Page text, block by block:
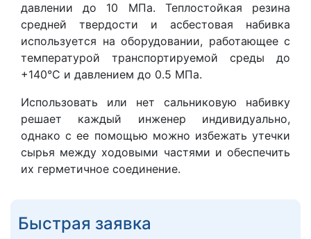
давлении до 10 МПа. Теплостойкая резина
средней твердости и асбестовая набивка
используется на оборудовании, работающее с
температурой транспортируемой среды до
+140°С и давлением до 0.5 МПа.
Использовать или нет сальниковую набивку
решает каждый инженер индивидуально,
однако с ее помощью можно избежать утечки
сырья между ходовыми частями и обеспечить
их герметичное соединение.
Быстрая заявка